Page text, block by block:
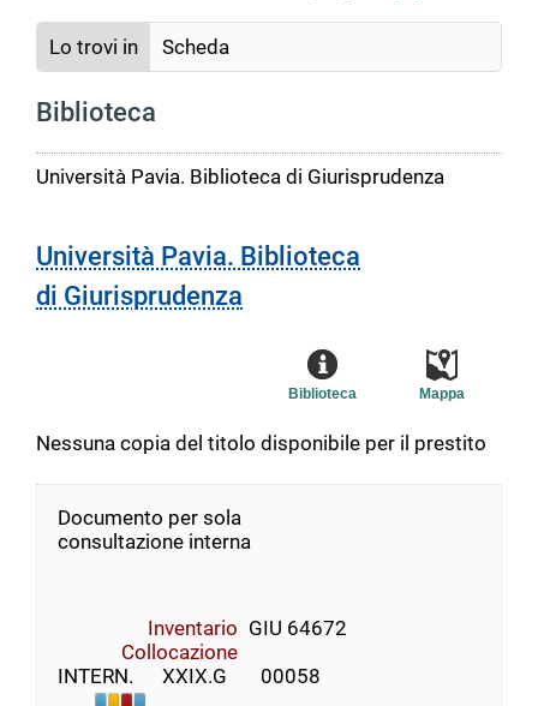
Lo trovi in Scheda
Biblioteca
Università Pavia. Biblioteca di Giurisprudenza
Università Pavia. Biblioteca
di Giurisprudenza
Mappa
Biblioteca
Nessuna copia del titolo disponibile per il prestito
Documento per sola
consultazione interna
Inventario GIU 64672
Collocazione
INTERN.      XXIX.G       00058